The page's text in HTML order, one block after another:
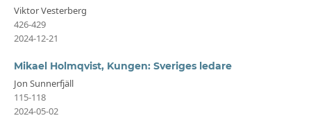
Viktor Vesterberg
426-429
2024-12-21
Mikael Holmqvist, Kungen: Sveriges ledare
Jon Sunnerfjäll
115-118
2024-05-02